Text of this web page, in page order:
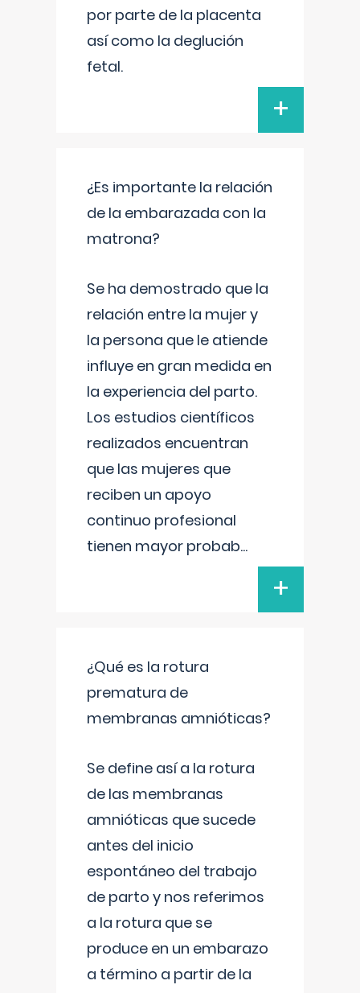
por parte de la placenta
así como la deglución
fetal.
+
¿Es importante la relación
de la embarazada con la
matrona?
Se ha demostrado que la
relación entre la mujer y
la persona que le atiende
influye en gran medida en
la experiencia del parto.
Los estudios científicos
realizados encuentran
que las mujeres que
reciben un apoyo
continuo profesional
tienen mayor probab...
+
¿Qué es la rotura
prematura de
membranas amnióticas?
Se define así a la rotura
de las membranas
amnióticas que sucede
antes del inicio
espontáneo del trabajo
de parto y nos referimos
a la rotura que se
produce en un embarazo
a término a partir de la